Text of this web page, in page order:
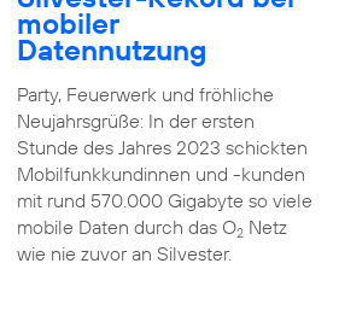
mobiler
Datennutzung
Party, Feuerwerk und fröhliche
Neujahrsgrüße: In der ersten
Stunde des Jahres 2023 schickten
Mobilfunkkundinnen und -kunden
mit rund 570.000 Gigabyte so viele
mobile Daten durch das O2Netz
wie nie zuvor an Silvester.